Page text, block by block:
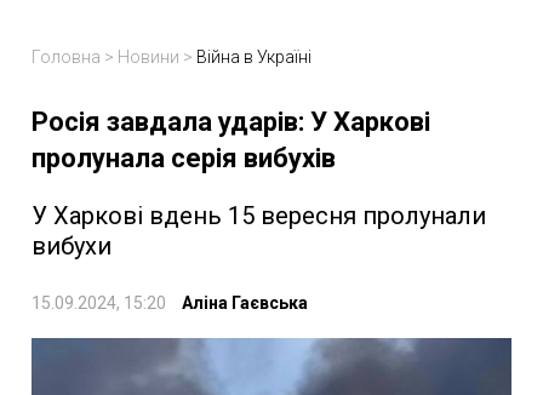
Головна > Новини > Війна в Україні
Росія завдала ударів: У Харкові
пролунала серія вибухів
У Харкові вдень 15 вересня пролунали
вибухи
15.09.2024, 15:20 Аліна Гаєвська